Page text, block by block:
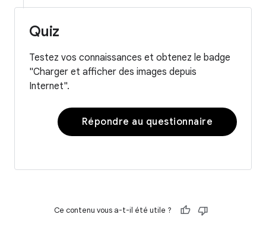
Quiz
Testez vos connaissances et obtenez le badge
"Charger et afficher des images depuis
Internet".
Répondre au questionnaire
Ce contenu vous a-t-il été utile ?